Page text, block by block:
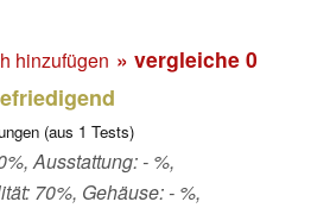
hinzufügen » vergleiche 0
(aus 1 Tests)
Ausstattung: - %,
70%, Gehäuse: - %,